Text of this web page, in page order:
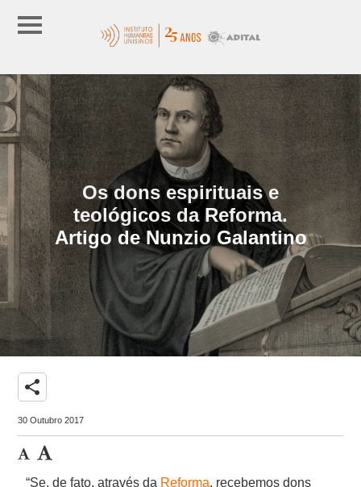
Os dons espirituais e
teológicos da Reforma.
Artigo de Nunzio Galantino
share
30 Outubro 2017
“Se, de fato, através da Reforma, recebemos dons